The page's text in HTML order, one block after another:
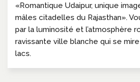
«Romantique Udaipur, unique
mâles citadelles du Rajasthan».
par la luminosité et l’atmosphère
ravissante ville blanche qui se
lacs.